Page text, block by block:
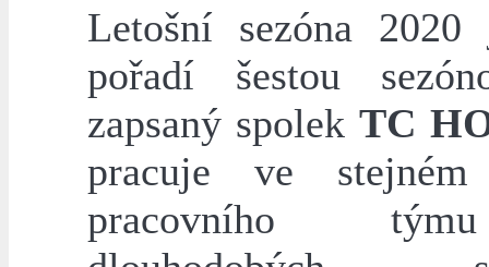
Letošní sezóna
pořadí šestou
zapsaný spolek TC
pracuje ve stejném
pracovního